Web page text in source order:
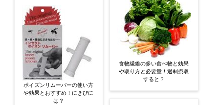
ポイズンリムーバーの使い方
や効果とおすすめ！にきびに
は？
食物繊維の多い食べ物と効果
や取り方と必要量！過剰摂取
すると？